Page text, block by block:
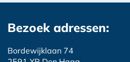
Bezoek adressen:
Bordewijklaan 74